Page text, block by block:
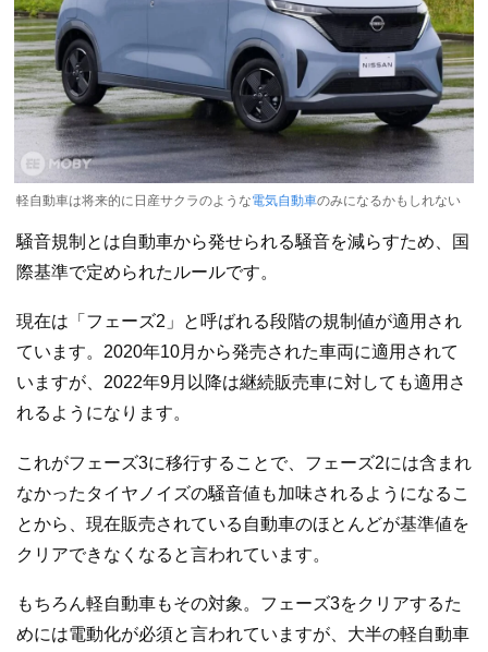
軽自動車は将来的に日産サクラのような電気自動車のみになるかもしれない
騒音規制とは自動車から発せられる騒音を減らすため、国
際基準で定められたルールです。
現在は「フェーズ2」と呼ばれる段階の規制値が適用され
ています。2020年10月から発売された車両に適用されて
いますが、2022年9月以降は継続販売車に対しても適用さ
れるようになります。
これがフェーズ3に移行することで、フェーズ2には含まれ
なかったタイヤノイズの騒音値も加味されるようになるこ
とから、現在販売されている自動車のほとんどが基準値を
クリアできなくなると言われています。
もちろん軽自動車もその対象。フェーズ3をクリアするた
めには電動化が必須と言われていますが、大半の軽自動車